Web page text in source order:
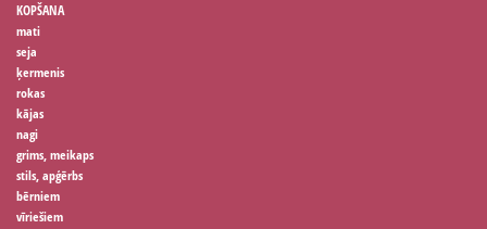
KOPŠANA
mati
seja
ķermenis
rokas
kājas
nagi
grims, meikaps
stils, apģērbs
bērniem
vīriešiem